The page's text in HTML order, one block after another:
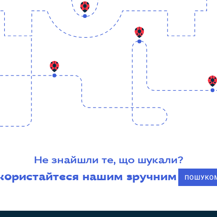
Не знайшли те, що шукали?
нашим зручним